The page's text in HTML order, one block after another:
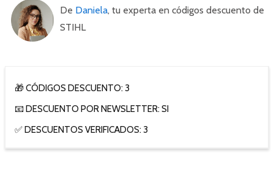
De Daniela, tu experta en códigos descuento de
STIHL
🎁 CÓDIGOS DESCUENTO: 3
📧 DESCUENTO POR NEWSLETTER: SI
✅ DESCUENTOS VERIFICADOS: 3